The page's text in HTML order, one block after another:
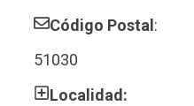
Código Postal:
51030
Localidad: